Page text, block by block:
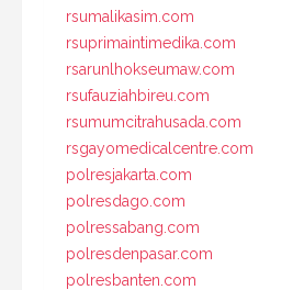
rsumalikasim.com
rsuprimaintimedika.com
rsarunlhokseumaw.com
rsufauziahbireu.com
rsumumcitrahusada.com
rsgayomedicalcentre.com
polresjakarta.com
polresdago.com
polressabang.com
polresdenpasar.com
polresbanten.com